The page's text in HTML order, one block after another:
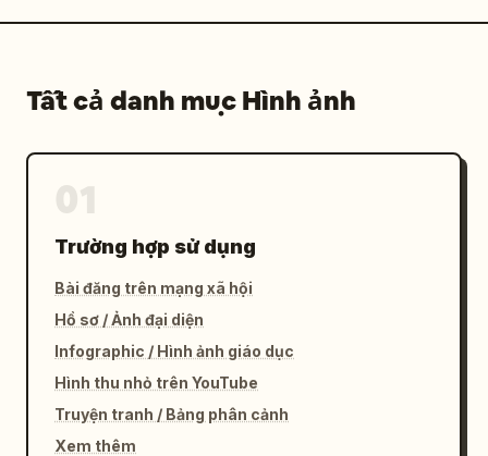
Tất cả danh mục Hình ảnh
Trường hợp sử dụng
Bài đăng trên mạng xã hội
Hồ sơ / Ảnh đại diện
Infographic / Hình ảnh giáo dục
Hình thu nhỏ trên YouTube
Truyện tranh / Bảng phân cảnh
Xem thêm